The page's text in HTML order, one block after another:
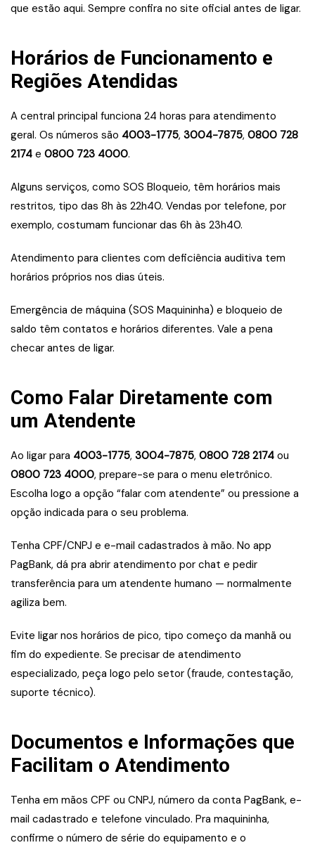
que estão aqui. Sempre confira no site oficial antes de ligar.
Horários de Funcionamento e
Regiões Atendidas
A central principal funciona 24 horas para atendimento
geral. Os números são 4003-1775, 3004-7875, 0800 728
2174 e 0800 723 4000.
Alguns serviços, como SOS Bloqueio, têm horários mais
restritos, tipo das 8h às 22h40. Vendas por telefone, por
exemplo, costumam funcionar das 6h às 23h40.
Atendimento para clientes com deficiência auditiva tem
horários próprios nos dias úteis.
Emergência de máquina (SOS Maquininha) e bloqueio de
saldo têm contatos e horários diferentes. Vale a pena
checar antes de ligar.
Como Falar Diretamente com
um Atendente
Ao ligar para 4003-1775, 3004-7875, 0800 728 2174 ou
0800 723 4000, prepare-se para o menu eletrônico.
Escolha logo a opção “falar com atendente” ou pressione a
opção indicada para o seu problema.
Tenha CPF/CNPJ e e-mail cadastrados à mão. No app
PagBank, dá pra abrir atendimento por chat e pedir
transferência para um atendente humano — normalmente
agiliza bem.
Evite ligar nos horários de pico, tipo começo da manhã ou
fim do expediente. Se precisar de atendimento
especializado, peça logo pelo setor (fraude, contestação,
suporte técnico).
Documentos e Informações que
Facilitam o Atendimento
Tenha em mãos CPF ou CNPJ, número da conta PagBank, e-
mail cadastrado e telefone vinculado. Pra maquininha,
confirme o número de série do equipamento e o